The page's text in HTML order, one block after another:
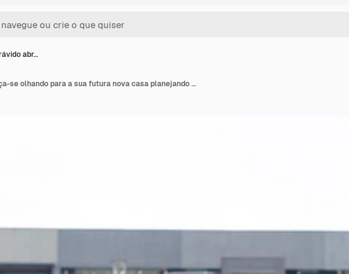
abr…
Um casal grávido abraça-se olhando para a sua futura nova casa planejando o futuro no seu apartamento